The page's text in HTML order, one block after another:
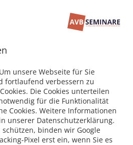
Um unsere Webseite für Sie
fortlaufend verbessern zu
Die Cookies unterteilen
für die Funktionalität
Cookies. Weitere Informationen
unserer Datenschutzerklärung.
binden wir Google
Pixel erst ein, wenn Sie es
/